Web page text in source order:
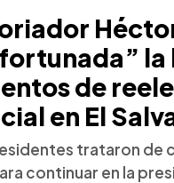
de
en El
trataron de
continuar en la